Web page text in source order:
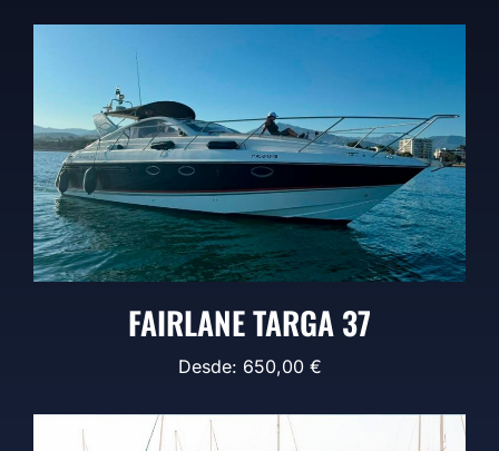
FAIRLANE TARGA 37
Desde: 650,00 €